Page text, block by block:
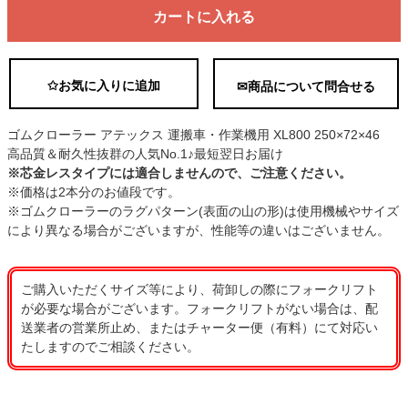
カートに入れる
✩お気に入りに追加 ✉商品について問合せる
ゴムクローラー アテックス 運搬車・作業機用 XL800 250×72×46
高品質＆耐久性抜群の人気No.1♪最短翌日お届け
※芯金レスタイプには適合しませんので、ご注意ください。
※価格は2本分のお値段です。
※ゴムクローラーのラグパターン(表面の山の形)は使用機械やサイズ
により異なる場合がございますが、性能等の違いはございません。
ご購入いただくサイズ等により、荷卸しの際にフォークリフト
が必要な場合がございます。フォークリフトがない場合は、配
送業者の営業所止め、またはチャーター便（有料）にて対応い
たしますのでご相談ください。